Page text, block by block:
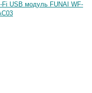
Fi USB модуль FUNAI WF-